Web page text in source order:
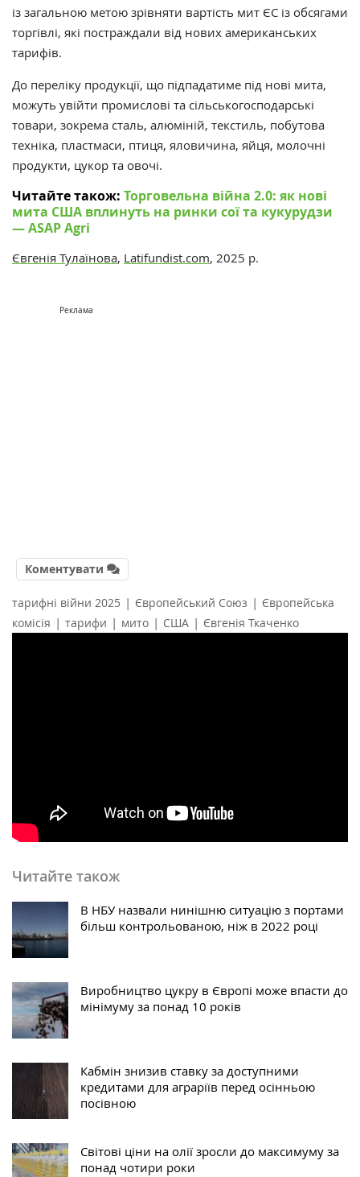
із загальною метою зрівняти вартість мит ЄС із обсягами
торгівлі, які постраждали від нових американських
тарифів.
До переліку продукції, що підпадатиме під нові мита,
можуть увійти промислові та сільськогосподарські
товари, зокрема сталь, алюміній, текстиль, побутова
техніка, пластмаси, птиця, яловичина, яйця, молочні
продукти, цукор та овочі.
Читайте також: Торговельна війна 2.0: як нові
мита США вплинуть на ринки сої та кукурудзи
— ASAP Agri
Євгенія Тулаїнова, Latifundist.com, 2025 р.
Реклама
Коментувати
тарифні війни 2025 | Європейський Союз | Європейська
комісія | тарифи | мито | США | Євгенія Ткаченко
Читайте також
В НБУ назвали нинішню ситуацію з портами
більш контрольованою, ніж в 2022 році
Виробництво цукру в Європі може впасти до
мінімуму за понад 10 років
Кабмін знизив ставку за доступними
кредитами для аграріїв перед осінньою
посівною
Світові ціни на олії зросли до максимуму за
понад чотири роки